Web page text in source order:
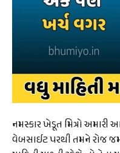
નમસ્કાર ખેડૂત મિત્રો
વેબસાઈટ પરથી તમને રોજ